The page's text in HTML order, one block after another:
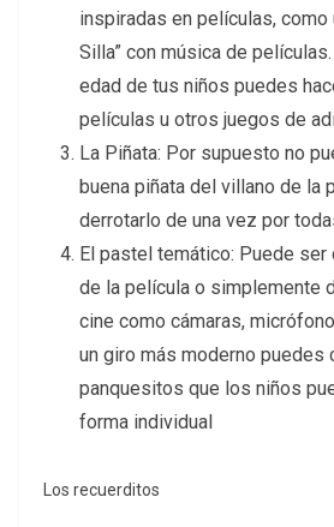
inspiradas en películas, como
Silla” con música de
edad de tus niños puedes
películas u otros juegos de
La Piñata: Por supuesto no
buena piñata del villano de la
derrotarlo de una vez por
El pastel temático: Puede
de la película o simplemente
cine como cámaras,
un giro más moderno puedes
panquesitos que los niños
forma individual
Los recuerditos